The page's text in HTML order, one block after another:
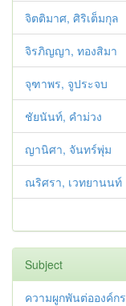
จิตติมาศ, ศิริเต็มกุล
จิรภิญญา, ทองสิมา
จุฑาพร, จูประจบ
ชัยนันท์, คำม่วง
ญานิศา, จันทร์พุ่ม
ณริศรา, เวทยานนท์
Subject
ความผูกพันต่อองค์กร